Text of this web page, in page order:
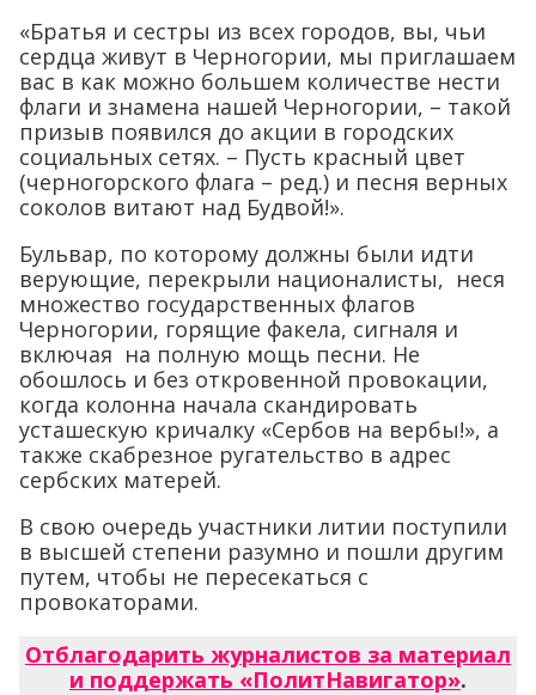
«Братья и сестры из всех городов, вы, чьи
сердца живут в Черногории, мы приглашаем
вас в как можно большем количестве нести
флаги и знамена нашей Черногории, – такой
призыв появился до акции в городских
социальных сетях. – Пусть красный цвет
(черногорского флага – ред.) и песня верных
соколов витают над Будвой!».
Бульвар, по которому должны были идти
верующие, перекрыли националисты, неся
множество государственных флагов
Черногории, горящие факела, сигналя и
включая на полную мощь песни. Не
обошлось и без откровенной провокации,
когда колонна начала скандировать
усташескую кричалку «Сербов на вербы!», а
также скабрезное ругательство в адрес
сербских матерей.
В свою очередь участники литии поступили
в высшей степени разумно и пошли другим
путем, чтобы не пересекаться с
провокаторами.
Отблагодарить журналистов за материал
и поддержать «ПолитНавигатор».